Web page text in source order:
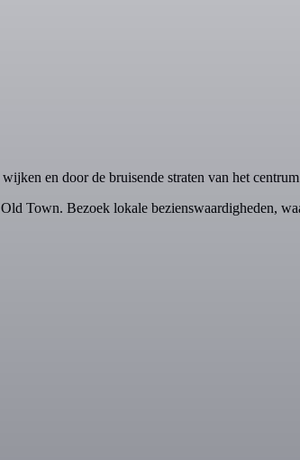
en door de bruisende straten van het
Town. Bezoek lokale bezienswaardigheden,